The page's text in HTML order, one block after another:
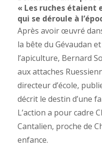
« Les ruches étaient
qui se déroule à
Après avoir œuvré
la bête du Gévaudan
l’apiculture, Bernard
aux attaches
directeur d’école,
décrit le destin d’une
L’action a pour cadre
Cantalien, proche de
enfance.